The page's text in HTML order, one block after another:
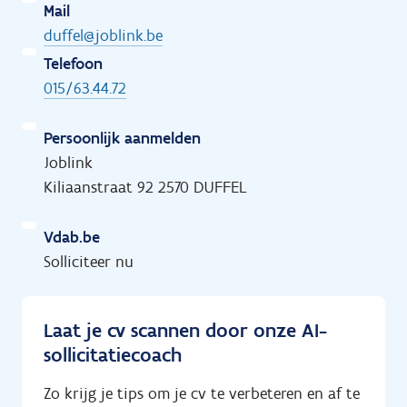
Mail
duffel@joblink.be
Telefoon
015/63.44.72
Persoonlijk aanmelden
Joblink
Kiliaanstraat 92 2570 DUFFEL
Vdab.be
Solliciteer nu
Laat je cv scannen door onze AI-
sollicitatiecoach
Zo krijg je tips om je cv te verbeteren en af te